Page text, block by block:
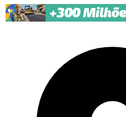
Pular para o conteúdo